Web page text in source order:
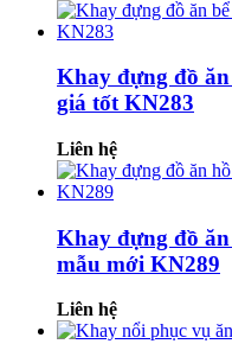
Khay đựng đồ
giá tốt KN283
Liên hệ
Khay đựng đồ
mẫu mới KN289
Liên hệ